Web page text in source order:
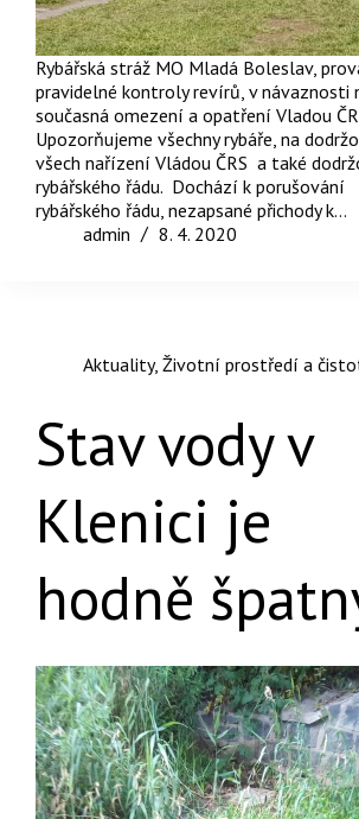
Rybářská stráž MO Mladá Boleslav,
pravidelné kontroly revírů, v návaznosti
současná omezení a opatření Vladou
Upozorňujeme všechny rybáře, na
všech nařízení Vládou ČRS a také
rybářského řádu. Dochází k porušování
rybářského řádu, nezapsané přichody k…
admin
8. 4. 2020
Aktuality, Životní prostředí a
Stav vody v
Klenici je
hodně